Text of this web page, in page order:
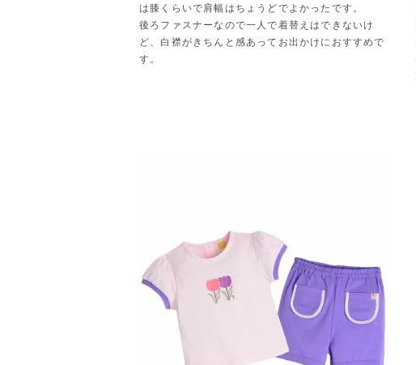
は膝くらいで肩幅はちょうどでよかったです。
後ろファスナーなので一人で着替えはできないけ
ど、白襟がきちんと感あってお出かけにおすすめで
す。